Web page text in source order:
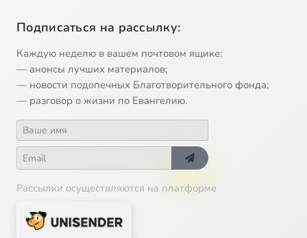
Подписаться на рассылку:
Каждую неделю в вашем почтовом ящике:
— анонсы лучших материалов;
— новости подопечных Благотворительного фонда;
— разговор о жизни по Евангелию.
Рассылки осуществляются на платформе